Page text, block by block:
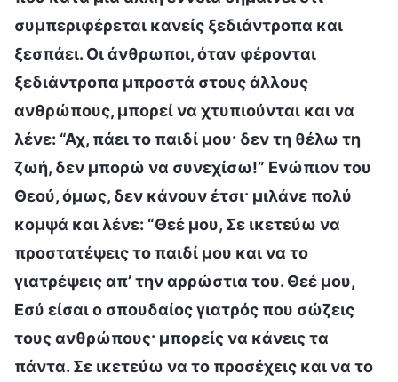
συμπεριφέρεται κανείς ξεδιάντροπα και
ξεσπάει. Οι άνθρωποι, όταν φέρονται
ξεδιάντροπα μπροστά στους άλλους
ανθρώπους, μπορεί να χτυπιούνται και να
λένε: “Αχ, πάει το παιδί μου· δεν τη θέλω τη
ζωή, δεν μπορώ να συνεχίσω!” Ενώπιον του
Θεού, όμως, δεν κάνουν έτσι· μιλάνε πολύ
κομψά και λένε: “Θεέ μου, Σε ικετεύω να
προστατέψεις το παιδί μου και να το
γιατρέψεις απ’ την αρρώστια του. Θεέ μου,
Εσύ είσαι ο σπουδαίος γιατρός που σώζεις
τους ανθρώπους· μπορείς να κάνεις τα
πάντα. Σε ικετεύω να το προσέχεις και να το